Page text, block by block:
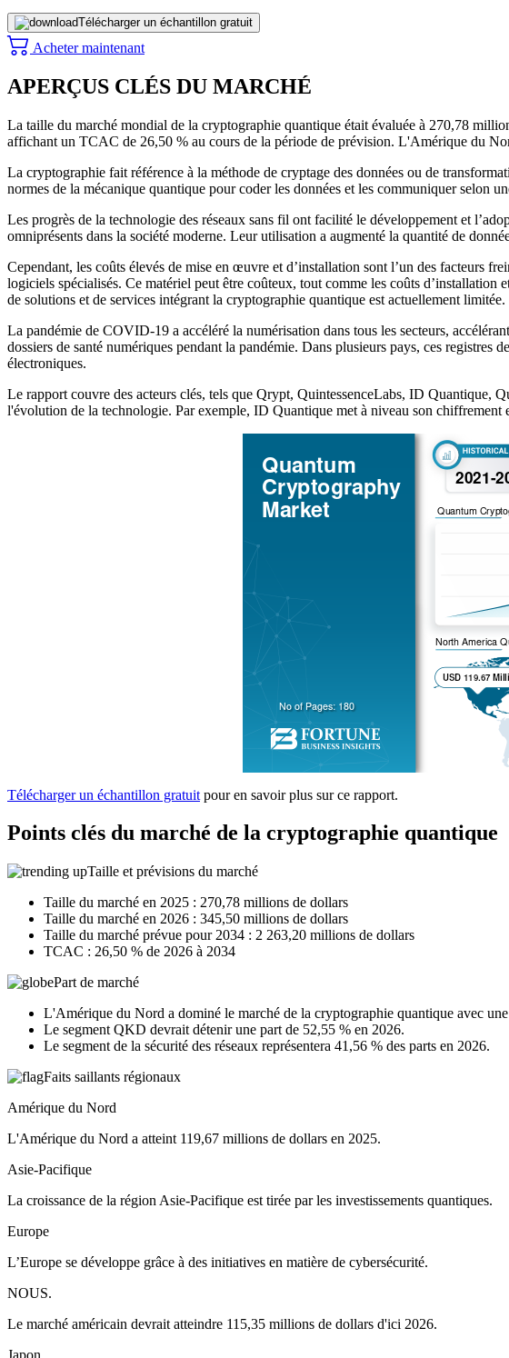
Télécharger un échantillon gratuit
Acheter maintenant
APERÇUS CLÉS DU MARCHÉ
La taille du marché mondial de la cryptographie quantique était évaluée à 270,78
affichant un TCAC de 26,50 % au cours de la période de prévision. L'Amérique du
La cryptographie fait référence à la méthode de cryptage des données ou de
normes de la mécanique quantique pour coder les données et les communiquer selon
Les progrès de la technologie des réseaux sans fil ont facilité le développement et
omniprésents dans la société moderne. Leur utilisation a augmenté la quantité de
Cependant, les coûts élevés de mise en œuvre et d’installation sont l’un des facteurs
logiciels spécialisés. Ce matériel peut être coûteux, tout comme les coûts
de solutions et de services intégrant la cryptographie quantique est actuellement limitée.
La pandémie de COVID-19 a accéléré la numérisation dans tous les secteurs,
dossiers de santé numériques pendant la pandémie. Dans plusieurs pays, ces
électroniques.
Le rapport couvre des acteurs clés, tels que Qrypt, QuintessenceLabs, ID Quantique,
l'évolution de la technologie. Par exemple, ID Quantique met à niveau son
Télécharger un échantillon gratuit pour en savoir plus sur ce rapport.
Points clés du marché de la cryptographie quantique
Taille et prévisions du marché
Taille du marché en 2025 : 270,78 millions de dollars
Taille du marché en 2026 : 345,50 millions de dollars
Taille du marché prévue pour 2034 : 2 263,20 millions de dollars
TCAC : 26,50 % de 2026 à 2034
Part de marché
L'Amérique du Nord a dominé le marché de la cryptographie quantique avec
Le segment QKD devrait détenir une part de 52,55 % en 2026.
Le segment de la sécurité des réseaux représentera 41,56 % des parts en 2026.
Faits saillants régionaux
Amérique du Nord
L'Amérique du Nord a atteint 119,67 millions de dollars en 2025.
Asie-Pacifique
La croissance de la région Asie-Pacifique est tirée par les investissements quantiques.
Europe
L’Europe se développe grâce à des initiatives en matière de cybersécurité.
NOUS.
Le marché américain devrait atteindre 115,35 millions de dollars d'ici 2026.